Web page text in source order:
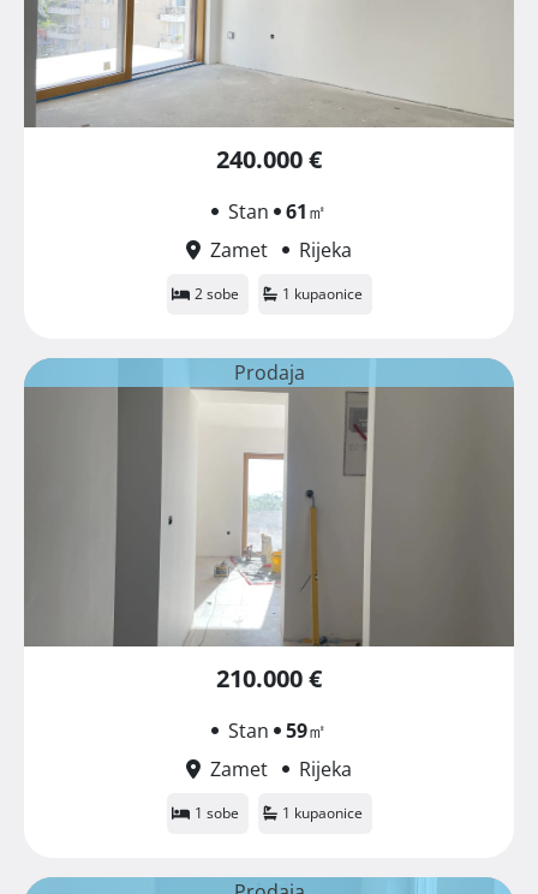
240.000 €
Stan 61㎡
Zamet
Rijeka
2 sobe 1 kupaonice
Prodaja
210.000 €
Stan 59㎡
Zamet
Rijeka
1 sobe 1 kupaonice